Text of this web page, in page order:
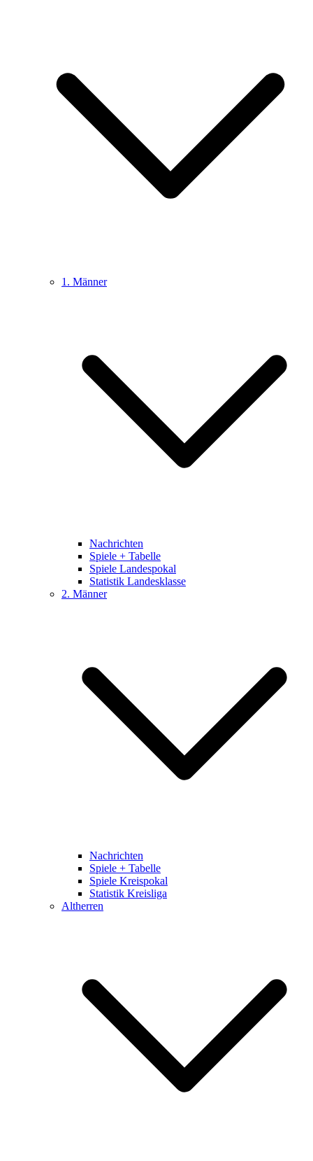
1. Männer
Nachrichten
Spiele + Tabelle
Spiele Landespokal
Statistik Landesklasse
2. Männer
Nachrichten
Spiele + Tabelle
Spiele Kreispokal
Statistik Kreisliga
Altherren